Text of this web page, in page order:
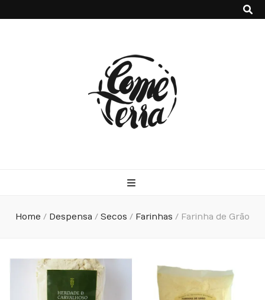
Home / Despensa / Secos / Farinhas / Farinha de Grão